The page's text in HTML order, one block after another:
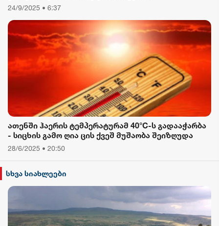
24/9/2025 • 6:37
ათენში ჰაერის ტემპერატურამ 40°C-ს გადააჭარბა
- სიცხის გამო ღია ცის ქვეშ მუშაობა შეიზღუდა
28/6/2025 • 20:50
სხვა სიახლეები